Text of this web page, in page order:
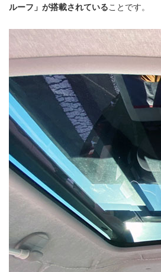
ルーフ」が搭載されていることです。